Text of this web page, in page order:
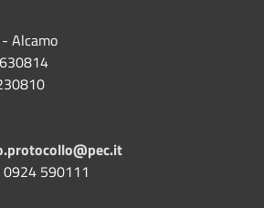
Alcamo
0924 590111